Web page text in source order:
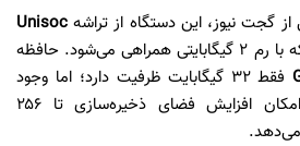
گجت نیوز، این دستگاه از تراشه Unisoc
قدرت می‌گیرد که با رم ۲ گیگابایتی همراهی می‌شود. حافظه
فقط ۳۲ گیگابایت ظرفیت دارد؛ اما وجود
خشاب کارت microSD امکان افزایش فضای ذخیره‌سازی تا ۲۵۶
می‌دهد.